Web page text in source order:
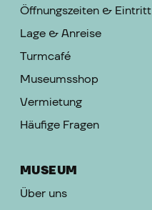
Öffnungszeiten & Eintritt
Lage & Anreise
Turmcafé
Museumsshop
Vermietung
Häufige Fragen
MUSEUM
Über uns